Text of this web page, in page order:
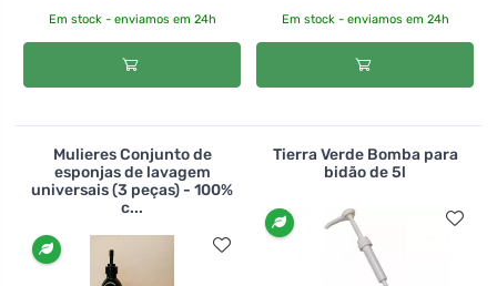
Em stock - enviamos em 24h Em stock - enviamos em 24h
Mulieres Conjunto de
esponjas de lavagem
universais (3 peças) - 100%
c...
Tierra Verde Bomba para
bidão de 5l